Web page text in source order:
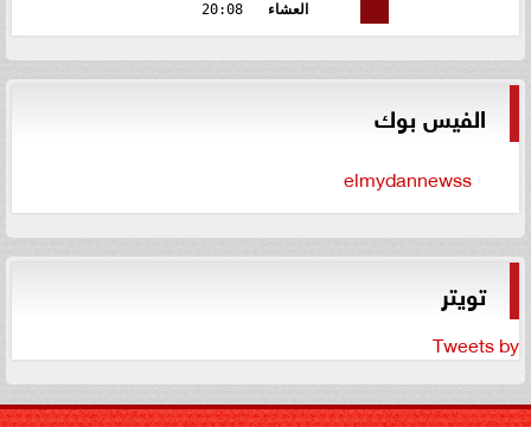
العشاء
20:08
الفيس بوك
elmydannewss
تويتر
Tweets by